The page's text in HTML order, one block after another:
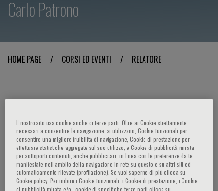
Carlo Patrono
HOME PAGE / CORSI ED EVENTI / RELATORE
Carlo Patrono
Carlo Patrono, MD is Adjunct Professor of
Pharmacology at the Catholic University School of
Medicine in Rome, ltaly and at the Pere I man
School of Medicine of the University of
Pennsylvania. Dr. Patrono's main research interest
Il nostro sito usa cookie anche di terze parti. Oltre ai Cookie strettamente
necessari a consentire la navigazione, si utilizzano, Cookie funzionali per
consentire una migliore fruibilità di navigazione, Cookie di prestazione per
effettuare statistiche aggregate sul suo utilizzo, e Cookie di pubblicità mirata
per sottoporti contenuti, anche pubblicitari, in linea con le preferenze da te
manifestate nell‘ambito della navigazione in rete su questo e su altri siti ed
automaticamente rilevate (profilazione). Se vuoi saperne di più clicca su
Cookie policy. Per inibire i Cookie funzionali, i Cookie di prestazione, i Cookie
di pubblicità mirata e/o i cookie di specifiche terze parti clicca su